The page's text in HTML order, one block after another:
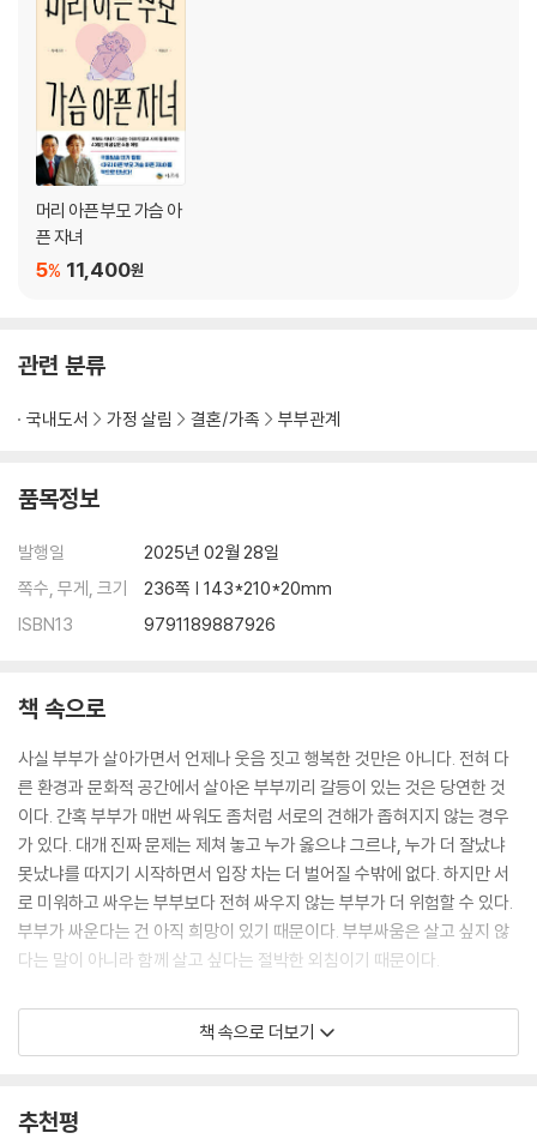
어려워도 너무 어려운 부부 대화 이제 쉬워졌어요 186
남편이 받고 싶은 것과 아내가 받고 싶은 것 192
정답이 아니라 들어주면 된다 197
행복한 부부를 위한 여섯 가지 법칙 202
여자와 남자가 각각 나이 들면 필요한 것 208
싸우지 않고 대화하는 방법 213
부부 대화의 1:2:3 법칙 218
배우자, 사랑의 언어는? 224
다섯 가지 사랑의 언어(검사지) 229
머리 아픈 부모 가슴 아
픈 자녀
11,400원
5%
관련 분류
국내도서 가정 살림 결혼/가족 부부관계
품목정보
발행일
2025년 02월 28일
쪽수, 무게, 크기
236쪽 | 143*210*20mm
ISBN13
9791189887926
책 속으로
사실 부부가 살아가면서 언제나 웃음 짓고 행복한 것만은 아니다. 전혀 다
른 환경과 문화적 공간에서 살아온 부부끼리 갈등이 있는 것은 당연한 것
이다. 간혹 부부가 매번 싸워도 좀처럼 서로의 견해가 좁혀지지 않는 경우
가 있다. 대개 진짜 문제는 제쳐 놓고 누가 옳으냐 그르냐, 누가 더 잘났냐
못났냐를 따지기 시작하면서 입장 차는 더 벌어질 수밖에 없다. 하지만 서
로 미워하고 싸우는 부부보다 전혀 싸우지 않는 부부가 더 위험할 수 있다.
부부가 싸운다는 건 아직 희망이 있기 때문이다. 부부싸움은 살고 싶지 않
다는 말이 아니라 함께 살고 싶다는 절박한 외침이기 때문이다.
희망이 없다면 자기 생각을 상대에게 전달해 보려는 노력도 하지 않는다.
싸움을 한다는 것은 상대에 대해 애정과 희망이 아직 남아 있다는 것이다.
--- p.17
책 속으로 더보기
추천평